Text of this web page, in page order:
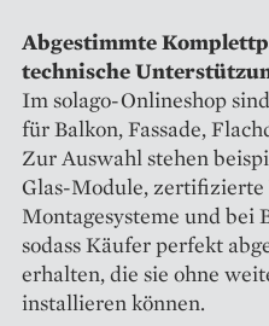
Abgestimmte
technische
Im solago-Onlineshop
für Balkon, Fassade,
Zur Auswahl stehen
Glas-Module, zertifizierte
Montagesysteme und bei
sodass Käufer perfekt
erhalten, die sie ohne
installieren können.